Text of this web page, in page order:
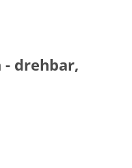
drehbar,